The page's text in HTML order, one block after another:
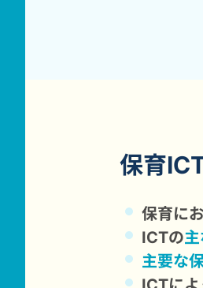
保育
保育に
ICTの主
主要な